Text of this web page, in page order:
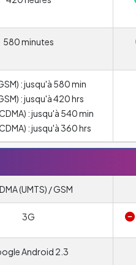
580 minutes
: jusqu'à 580 min
: jusqu'à 420 hrs
: jusqu'à 540 min
: jusqu'à 360 hrs
(UMTS) / GSM
3G
Android 2.3